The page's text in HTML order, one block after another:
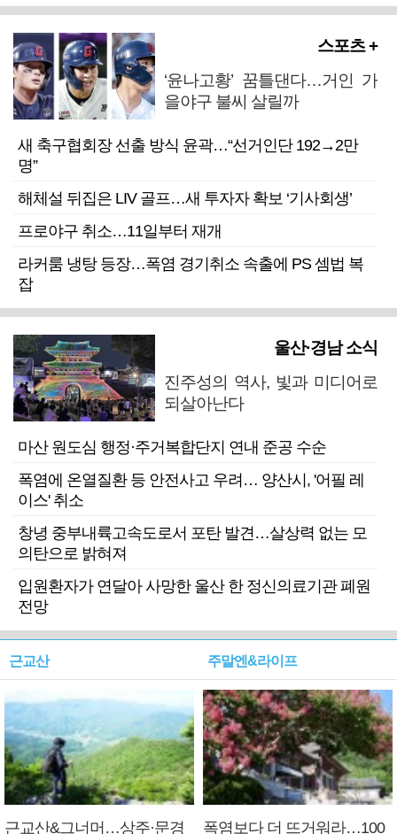
스포츠 +
‘윤나고황’ 꿈틀댄다…거인 가
을야구 불씨 살릴까
새 축구협회장 선출 방식 윤곽…“선거인단 192→2만
명”
해체설 뒤집은 LIV 골프…새 투자자 확보 ‘기사회생’
프로야구 취소…11일부터 재개
라커룸 냉탕 등장…폭염 경기취소 속출에 PS 셈법 복
잡
울산·경남 소식
진주성의 역사, 빛과 미디어로
되살아난다
마산 원도심 행정·주거복합단지 연내 준공 수순
폭염에 온열질환 등 안전사고 우려… 양산시, '어필 레
이스' 취소
창녕 중부내륙고속도로서 포탄 발견…살상력 없는 모
의탄으로 밝혀져
입원환자가 연달아 사망한 울산 한 정신의료기관 폐원
전망
근교산
근교산&그너머…상주·문경
주말엔&라이프
폭염보다 더 뜨거워라…100